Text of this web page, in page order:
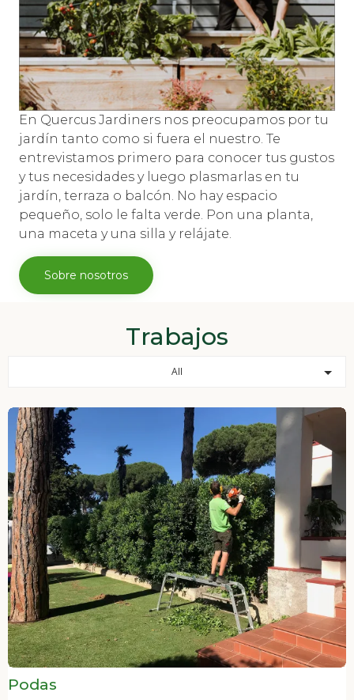
En Quercus Jardiners nos preocupamos por tu
jardín tanto como si fuera el nuestro. Te
entrevistamos primero para conocer tus gustos
y tus necesidades y luego plasmarlas en tu
jardín, terraza o balcón. No hay espacio
pequeño, solo le falta verde. Pon una planta,
una maceta y una silla y relájate.
Sobre nosotros
Trabajos
All
Podas